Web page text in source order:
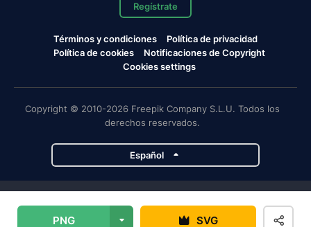
PNG SVG
Regístrate
Términos y condiciones
Política de privacidad
Política de cookies
Notificaciones de Copyright
Cookies settings
Copyright © 2010-2026 Freepik Company S.L.U. Todos los
derechos reservados.
Español